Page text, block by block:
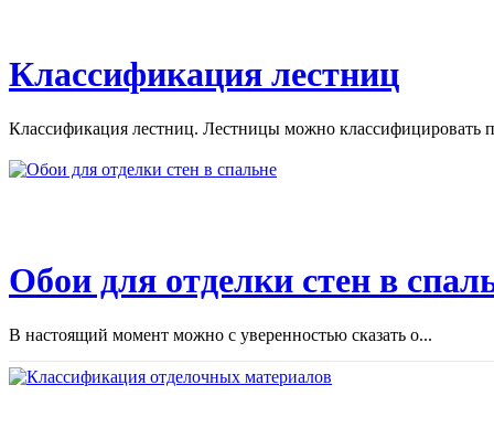
Классификация лестниц
Классификация лестниц. Лестницы можно классифицировать
Обои для отделки стен в
В настоящий момент можно с уверенностью сказать о...